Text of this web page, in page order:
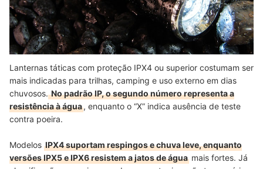
Lanternas táticas com proteção IPX4 ou superior costumam ser
mais indicadas para trilhas, camping e uso externo em dias
chuvosos.No padrão IP, o segundo número representa a
resistência à água, enquanto o “X” indica ausência de teste
contra poeira.
Modelos IPX4 suportam respingos e chuva leve, enquanto
versões IPX5 e IPX6 resistem a jatos de água mais fortes. Já